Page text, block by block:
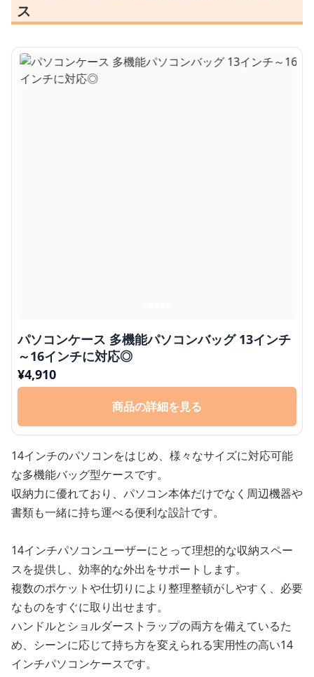
ス
パソコンケース 多機能パソコンバッグ 13インチ
～16インチに対応◎
¥4,910
商品の詳細を見る
14インチのパソコンをはじめ、様々なサイズに対応可能
な多機能バッグ型ケースです。
収納力に優れており、パソコン本体だけでなく周辺機器や
書類も一緒に持ち運べる便利な設計です。
14インチパソコンユーザーにとって理想的な収納スペー
スを提供し、効率的な外出をサポートします。
複数のポケットや仕切りにより整理整頓がしやすく、必要
なものをすぐに取り出せます。
ハンドルとショルダーストラップの両方を備えているた
め、シーンに応じて持ち方を変えられる実用性の高い14
インチパソコンケースです。